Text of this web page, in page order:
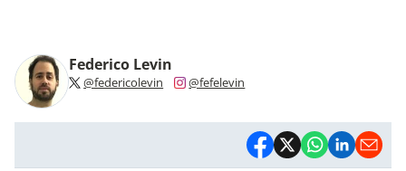
Federico Levin
@federicolevin @fefelevin